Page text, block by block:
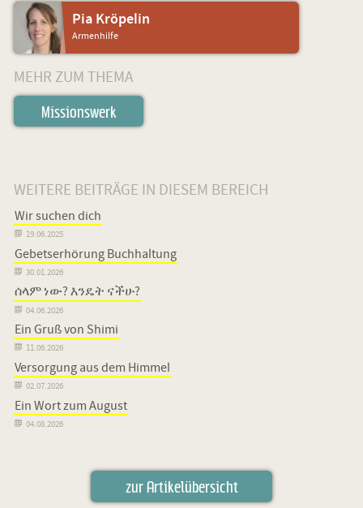
Pia Kröpelin
Armenhilfe
MEHR ZUM THEMA
Missionswerk
WEITERE BEITRÄGE IN DIESEM BEREICH
Wir suchen dich
 19.06.2025
Gebetserhörung Buchhaltung
 30.01.2026
ሰላም ነው? እንዴት ናችሁ?
 04.06.2026
Ein Gruß von Shimi
 11.06.2026
Versorgung aus dem Himmel
 02.07.2026
Ein Wort zum August
 04.08.2026
zur Artikelübersicht